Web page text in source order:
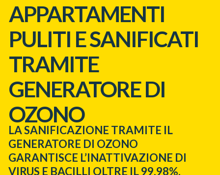
APPARTAMENTI
PULITI E SANIFICATI
TRAMITE
GENERATORE DI
OZONO
LA SANIFICAZIONE TRAMITE IL
GENERATORE DI OZONO
GARANTISCE L’INATTIVAZIONE DI
VIRUS E BACILLI OLTRE IL 99,98%.